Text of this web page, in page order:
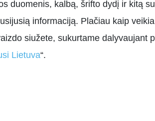
duomenis, kalbą, šrifto dydį ir kitą
informaciją. Plačiau kaip
siužete, sukurtame dalyvaujant
Lietuva“.